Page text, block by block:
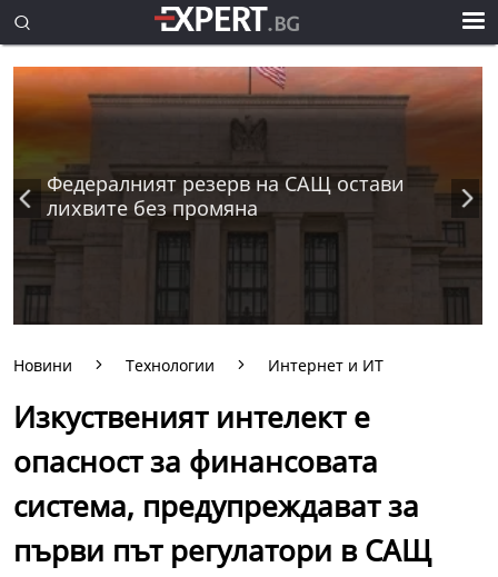
Федералният резерв на САЩ остави
лихвите без промяна
Новини Технологии Интернет и ИТ
Изкуственият интелект е
опасност за финансовата
система, предупреждават за
първи път регулатори в САЩ